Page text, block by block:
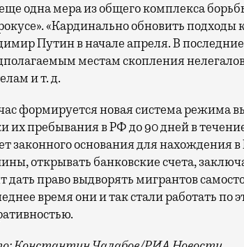
одна мера из общего комплекса
«Кардинально обновить подходы
Путин в начале апреля. В
местам скопления
и т. д.
формируется новая система режима
их пребывания в РФ до 90 дней в
законного основания для нахождения
открывать банковские счета,
дать право выдворять мигрантов
время они и так стали работать по